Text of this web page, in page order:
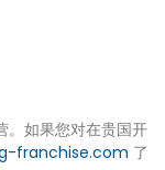
。如果您对在贵国开
franchise.com 了